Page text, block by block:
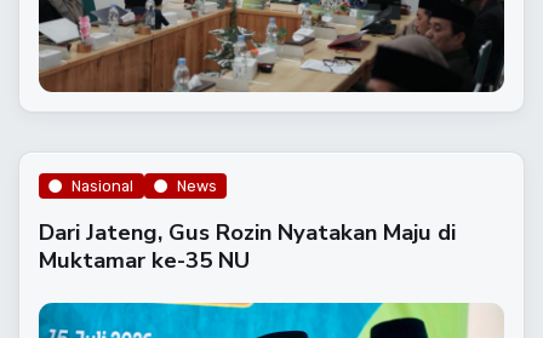
Nasional News
Dari Jateng, Gus Rozin Nyatakan Maju di
Muktamar ke-35 NU